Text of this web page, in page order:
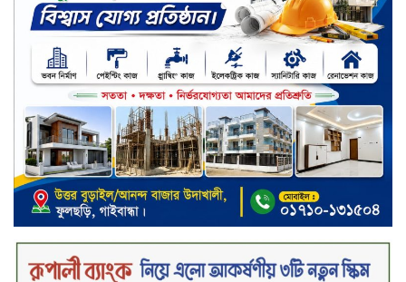
গণতন্ত্র ও আত্মত্যাগের ইতিহাস সংরক্ষণ
করবে জুলাই স্মৃতি জাদুঘর: প্রধানমন্ত্রী
সিলেট ওসমানী বিমানবন্দরে সালাম
এয়ার চালু হচ্ছে ১লা সেপ্টেম্বর হতে
চুয়াডাঙ্গা আদালত চত্বরে ভুয়া
আইনজীবীসহ দুইজন আটক, ‘রায়
পাইয়ে দেওয়ার’ নামে লাখ লাখ টাকা
হাতিয়ে নেওয়ার অভিযোগ